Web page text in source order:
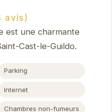
avis)
est une charmante
Cast-le-Guildo.
Parking
Internet
Chambres non-fumeurs